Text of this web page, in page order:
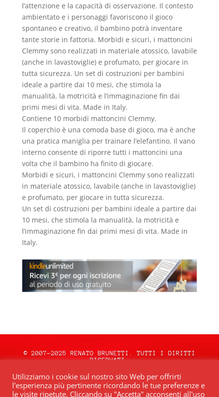
l’attenzione e la capacità di osservazione. Il contesto
ambientato e i personaggi favoriscono il gioco
spontaneo e creativo, il bambino potrà inventare
tante storie in fattoria. Morbidi e sicuri, i mattoncini
Clemmy sono realizzati in materiale atossico, lavabile
(anche in lavastoviglie) e profumato, per giocare in
tutta sicurezza. Un set di costruzioni per bambini
ideale a partire dai 10 mesi, che stimola la
manualità, la motricità e l’immaginazione fin dai
primi mesi di vita. Made in Italy.
Contiene 10 morbidi mattoncini Clemmy.
Il coperchio è una comoda base di gioco, ma è anche
una pratica maniglia per trainare l’elefantino. Il vano
interno consente di riporre tutti i mattoncini una
volta che il bambino ha finito di giocare.
Morbidi e sicuri, i mattoncini Clemmy sono realizzati
in materiale atossico, lavabile (anche in lavastoviglie)
e profumato, per giocare in tutta sicurezza.
Un set di costruzioni per bambini ideale a partire dai
10 mesi, che stimola la manualità, la motricità e
l’immaginazione fin dai primi mesi di vita. Made in
Italy.
© 2007-2025 RENATO BRUNETTI. TUTTI I DIRITTI
RISERVATI.
natale.oceweb.it è ospitato da: OCEWeb
Network| POWERED BY BRWeb.it |
PRIVACY
POLICY
Utilizziamo i cookie sul nostro sito Web per offrirti
l'esperienza più pertinente ricordando le tue preferenze e
le visite ripetute. Cliccando su "Accetta" acconsenti all'uso